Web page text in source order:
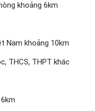
khoảng 6km
Nam khoảng 10km
THCS, THPT khác